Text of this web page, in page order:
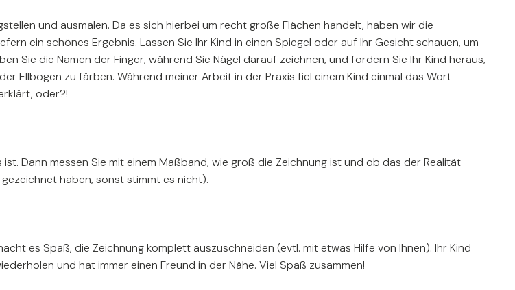
und ausmalen. Da es sich hierbei um recht große Flächen handelt, haben wir die
ein schönes Ergebnis. Lassen Sie Ihr Kind in einen Spiegel oder auf Ihr Gesicht schauen, um
Sie die Namen der Finger, während Sie Nägel darauf zeichnen, und fordern Sie Ihr Kind heraus,
Ellbogen zu färben. Während meiner Arbeit in der Praxis fiel einem Kind einmal das Wort
oder?!
Dann messen Sie mit einem Maßband, wie groß die Zeichnung ist und ob das der Realität
haben, sonst stimmt es nicht).
es Spaß, die Zeichnung komplett auszuschneiden (evtl. mit etwas Hilfe von Ihnen). Ihr Kind
und hat immer einen Freund in der Nähe. Viel Spaß zusammen!